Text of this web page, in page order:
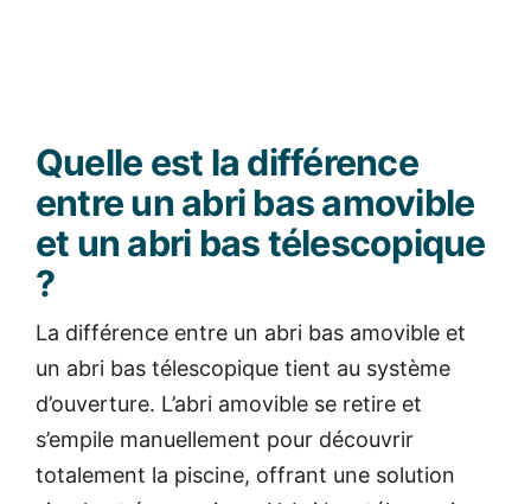
Quelle est la différence
entre un abri bas amovible
et un abri bas télescopique
?
La différence entre un abri bas amovible et
un abri bas télescopique tient au système
d’ouverture. L’abri amovible se retire et
s’empile manuellement pour découvrir
totalement la piscine, offrant une solution